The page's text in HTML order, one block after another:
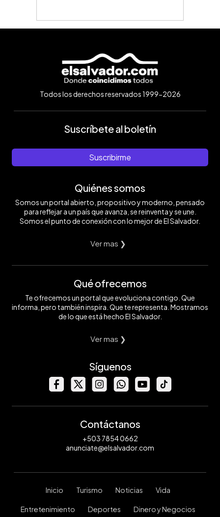
Todos los derechos reservados 1999-2026
Suscríbete al boletín
Suscribirme
Quiénes somos
Somos un portal abierto, propositivo y moderno, pensado
para reflejar a un país que avanza, se reinventa y se une.
Somos el punto de conexión con lo mejor de El Salvador.
Ver mas ❯
Qué ofrecemos
Te ofrecemos un portal que evoluciona contigo. Que
informa, pero también inspira. Que te representa. Mostramos
de lo que está hecho El Salvador.
Ver mas ❯
Síguenos
Contáctanos
+503 7854 0662
anunciate@elsalvador.com
Inicio Turismo Noticias Vida
Entretenimiento Deportes Dinero y Negocios